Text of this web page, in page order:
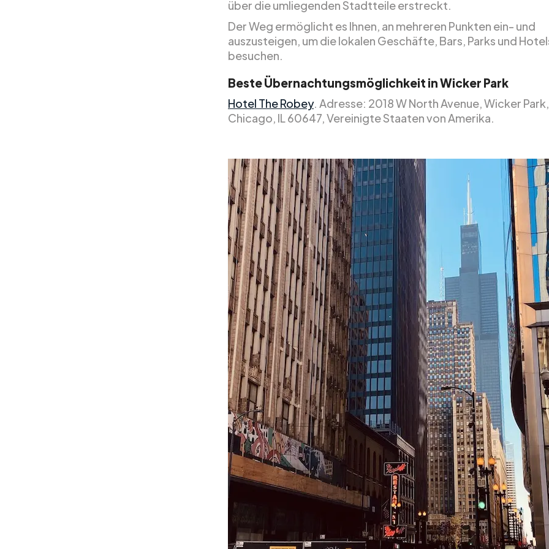
über die umliegenden Stadtteile erstreckt.
Der Weg ermöglicht es Ihnen, an mehreren Punkten ein- und
auszusteigen, um die lokalen Geschäfte, Bars, Parks und
besuchen.
Beste Übernachtungsmöglichkeit in Wicker Park
Hotel The Robey. Adresse: 2018 W North Avenue, Wicker Park,
Chicago, IL 60647, Vereinigte Staaten von Amerika.